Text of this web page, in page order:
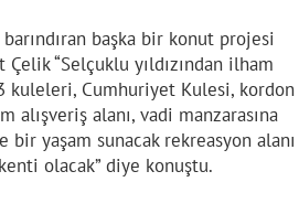
başka bir konut projesi
“Selçuklu yıldızından ilham
kuleleri, Cumhuriyet Kulesi, kordon
alanı, vadi manzarasına
yaşam sunacak rekreasyon alanı
olacak” diye konuştu.